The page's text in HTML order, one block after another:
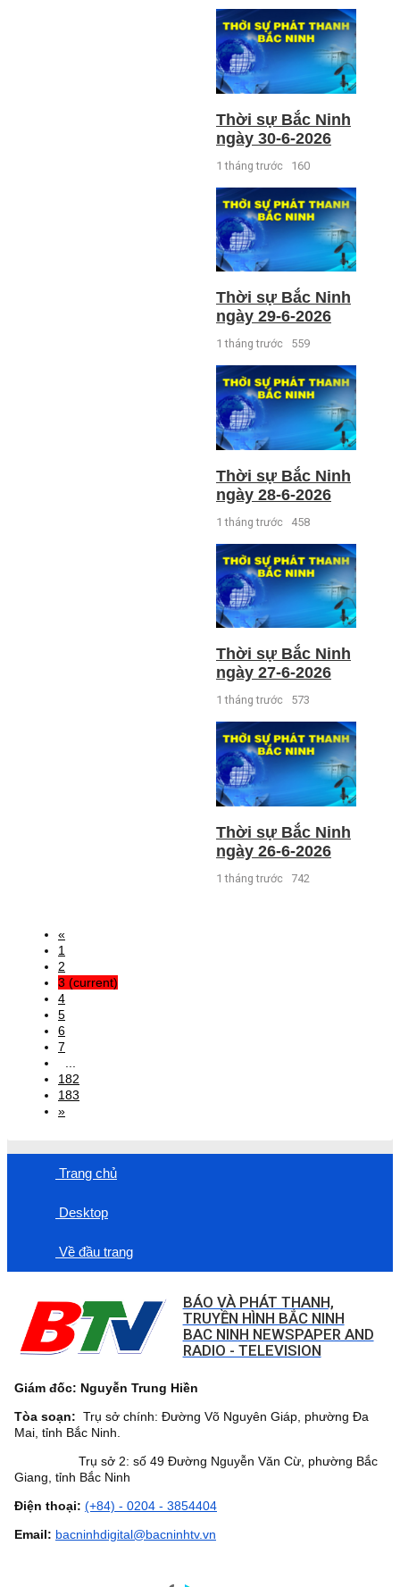
Thời sự Bắc Ninh
ngày 30-6-2026
1 tháng trước 160
Thời sự Bắc Ninh
ngày 29-6-2026
1 tháng trước 559
Thời sự Bắc Ninh
ngày 28-6-2026
1 tháng trước 458
Thời sự Bắc Ninh
ngày 27-6-2026
1 tháng trước 573
Thời sự Bắc Ninh
ngày 26-6-2026
1 tháng trước 742
«
1
2
3 (current)
4
5
6
7
182
183
»
Trang chủ
Desktop
Về đầu trang
BÁO VÀ PHÁT THANH,
TRUYỀN HÌNH BẮC NINH
BAC NINH NEWSPAPER AND
RADIO - TELEVISION
Giám đốc: Nguyễn Trung Hiền
Tòa soạn: Trụ sở chính: Đường Võ Nguyên Giáp, phường Đa
Mai, tỉnh Bắc Ninh.
Trụ sở 2: số 49 Đường Nguyễn Văn Cừ, phường Bắc
Giang, tỉnh Bắc Ninh
Điện thoại: (+84) - 0204 - 3854404
Email: bacninhdigital@bacninhtv.vn